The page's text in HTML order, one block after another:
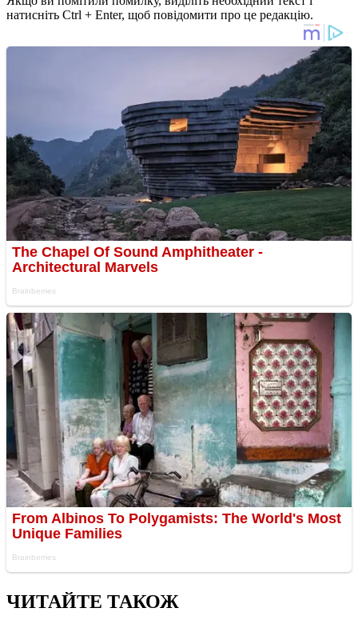
натисніть Ctrl + Enter, щоб повідомити про це редакцію.
ЧИТАЙТЕ ТАКОЖ